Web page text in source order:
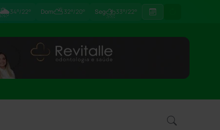
🌦34°/22° Dom⛅32°/20° Seg⛈33°/22°